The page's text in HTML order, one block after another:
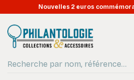
Nouvelles 2 euros